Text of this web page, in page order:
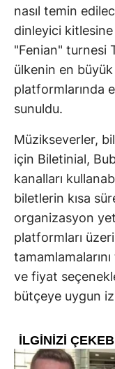
nasıl temin
dinleyici
"Fenian" turnesi
ülkenin en
platformlarında
sunuldu.
Müzikseverler,
için Biletinial,
kanalları
biletlerin kısa
organizasyon
platformları
ve fiyat
bütçeye uygun